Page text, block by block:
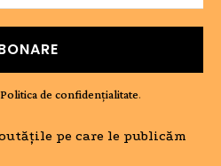
Politica de confidențialitate.
pe care le publicăm